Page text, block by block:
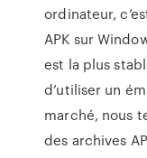
ordinateur,
APK sur
est la plus
d’utiliser un
marché, nous
des archives